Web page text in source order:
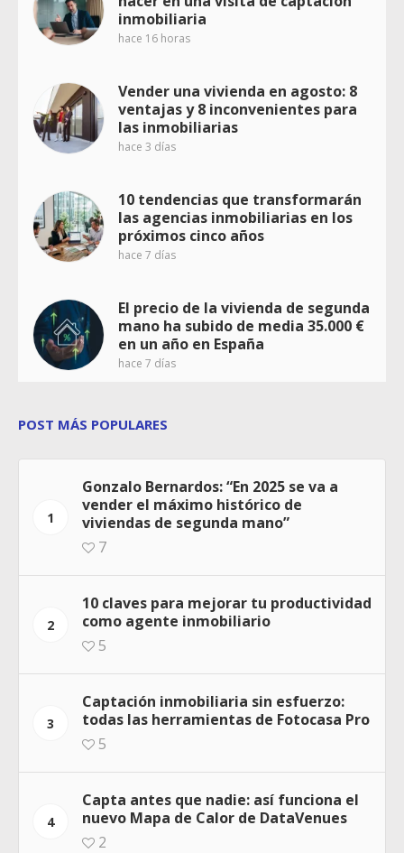
inmobiliaria
hace 16 horas
Vender una vivienda en agosto: 8
ventajas y 8 inconvenientes para
las inmobiliarias
hace 3 días
10 tendencias que transformarán
las agencias inmobiliarias en los
próximos cinco años
hace 7 días
El precio de la vivienda de segunda
mano ha subido de media 35.000 €
en un año en España
hace 7 días
POST MÁS POPULARES
1
Gonzalo Bernardos: “En 2025 se va a
vender el máximo histórico de
viviendas de segunda mano”
7
2
10 claves para mejorar tu productividad
como agente inmobiliario
5
3
Captación inmobiliaria sin esfuerzo:
todas las herramientas de Fotocasa Pro
5
4
Capta antes que nadie: así funciona el
nuevo Mapa de Calor de DataVenues
2